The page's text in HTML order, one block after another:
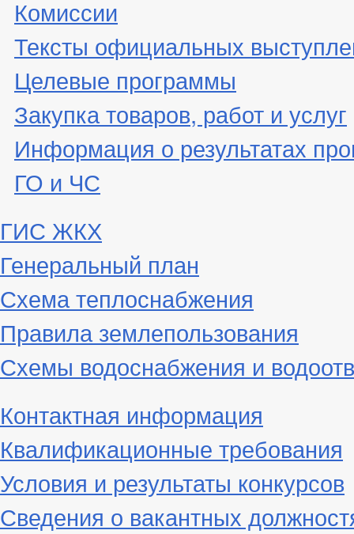
Комиссии
Тексты официальных
Целевые программы
Закупка товаров, работ и услуг
Информация о результатах
ГО и ЧС
ГИС ЖКХ
Генеральный план
Схема теплоснабжения
Правила землепользования
Схемы водоснабжения и
Контактная информация
Квалификационные требования
Условия и результаты конкурсов
Сведения о вакантных